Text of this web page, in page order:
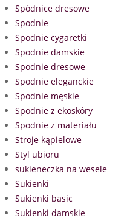
Spódnice dresowe
Spodnie
Spodnie cygaretki
Spodnie damskie
Spodnie dresowe
Spodnie eleganckie
Spodnie męskie
Spodnie z ekoskóry
Spodnie z materiału
Stroje kąpielowe
Styl ubioru
sukieneczka na wesele
Sukienki
Sukienki basic
Sukienki damskie